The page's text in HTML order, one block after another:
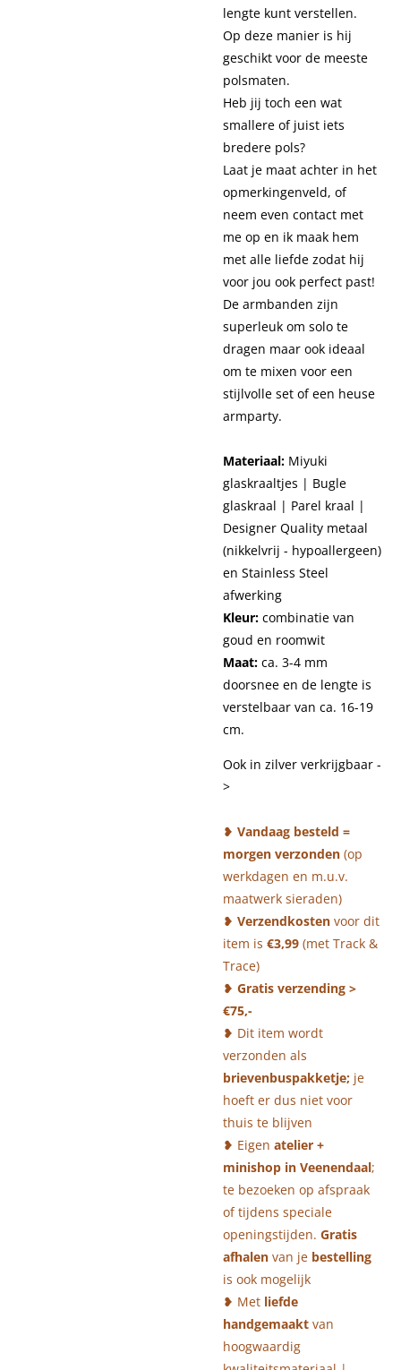
lengte kunt verstellen.
Op deze manier is hij
geschikt voor de meeste
polsmaten.
Heb jij toch een wat
smallere of juist iets
bredere pols?
Laat je maat achter in het
opmerkingenveld, of
neem even contact met
me op en ik maak hem
met alle liefde zodat hij
voor jou ook perfect past!
De armbanden zijn
superleuk om solo te
dragen maar ook ideaal
om te mixen voor een
stijlvolle set of een heuse
armparty.
Materiaal: Miyuki
glaskraaltjes | Bugle
glaskraal | Parel kraal |
Designer Quality metaal
(nikkelvrij - hypoallergeen)
en Stainless Steel
afwerking
Kleur: combinatie van
goud en roomwit
Maat: ca. 3-4 mm
doorsnee en de lengte is
verstelbaar van ca. 16-19
cm.
Ook in zilver verkrijgbaar -
>
❥ Vandaag besteld =
morgen verzonden (op
werkdagen en m.u.v.
maatwerk sieraden)
❥ Verzendkosten voor dit
item is €3,99 (met Track &
Trace)
❥ Gratis verzending >
€75,-
❥ Dit item wordt
verzonden als
brievenbuspakketje; je
hoeft er dus niet voor
thuis te blijven
❥ Eigen atelier +
minishop in Veenendaal;
te bezoeken op afspraak
of tijdens speciale
openingstijden. Gratis
afhalen van je bestelling
is ook mogelijk
❥ Met liefde
handgemaakt van
hoogwaardig